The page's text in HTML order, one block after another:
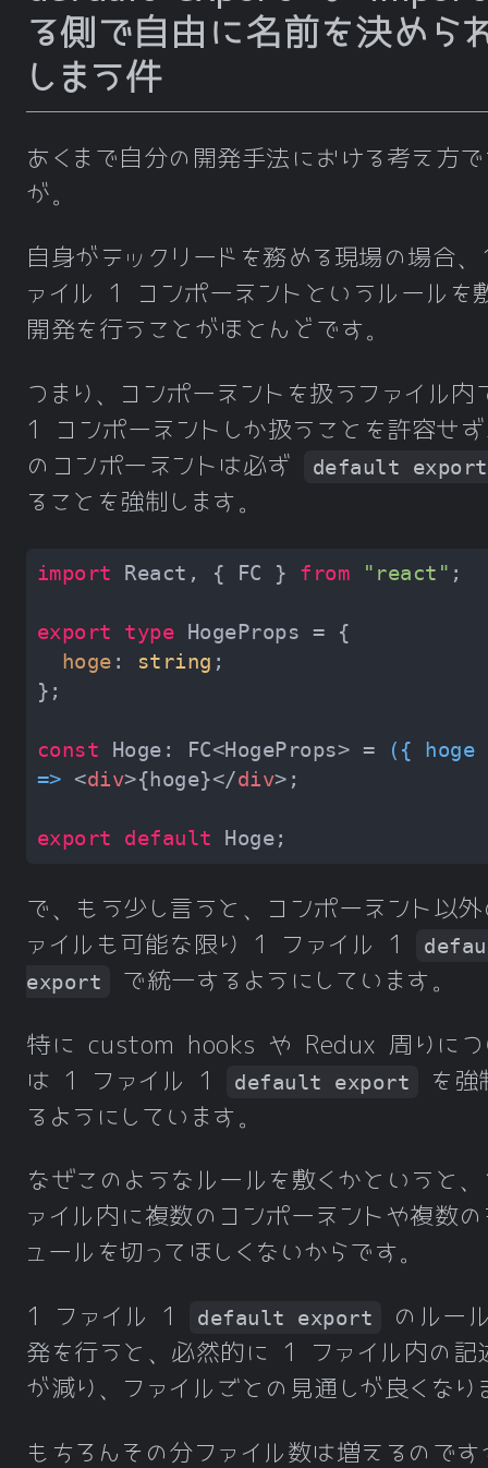
る側で自由に名前を決めら
しまう件
あくまで自分の開発手法における考え方
が。
自身がテックリードを務める現場の場合
ァイル 1 コンポーネントというルールを
開発を行うことがほとんどです。
つまり、コンポーネントを扱うファイル内
1 コンポーネントしか扱うことを許容せ
のコンポーネントは必ず
default export
ることを強制します。
import React, { FC } from "react"
export type
hoge : string
const Hoge: FC<HogeProps> = ( { hoge
=> <div>{hoge}</div>
export default
で、もう少し言うと、コンポーネント以
ァイルも可能な限り 1 ファイル 1
export
で統一するようにしています。
特に custom hooks や Redux 周りにつ
は 1 ファイル 1
default export
を強
るようにしています。
なぜこのようなルールを敷くかというと
ァイル内に複数のコンポーネントや複数
ュールを切ってほしくないからです。
1 ファイル 1 default export
のルー
発を行うと、必然的に 1 ファイル内の記
が減り、ファイルごとの見通しが良くなり
もちろんその分ファイル数は増えるのです